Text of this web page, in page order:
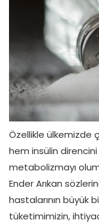
Özellikle ülkemizde
hem insülin
metabolizmayı
Ender Arıkan
hastalarının büyük
tüketimimizin,